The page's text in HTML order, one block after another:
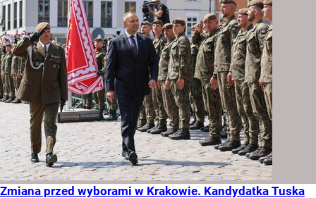
Zmiana przed wyborami w Krakowie. Kandydatka Tuska